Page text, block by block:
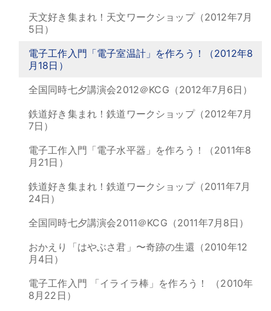
天文好き集まれ！天文ワークショップ（2012年7月
5日）
電子工作入門「電子室温計」を作ろう！（2012年8
月18日）
全国同時七夕講演会2012＠KCG（2012年7月6日）
鉄道好き集まれ！鉄道ワークショップ（2012年7月
7日）
電子工作入門「電子水平器」を作ろう！（2011年8
月21日）
鉄道好き集まれ！鉄道ワークショップ（2011年7月
24日）
全国同時七夕講演会2011＠KCG（2011年7月8日）
おかえり「はやぶさ君」〜奇跡の生還（2010年12
月4日）
電子工作入門 「イライラ棒」を作ろう！ （2010年
8月22日）